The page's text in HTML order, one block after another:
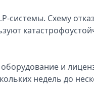
системы. Схему
и
недель до